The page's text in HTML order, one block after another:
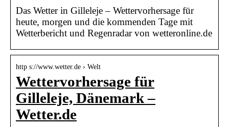
Das Wetter in Gilleleje – Wettervorhersage für
heute, morgen und die kommenden Tage mit
Wetterbericht und Regenradar von wetteronline.de
http s://www.wetter.de › Welt
Wettervorhersage für
Gilleleje, Dänemark –
Wetter.de